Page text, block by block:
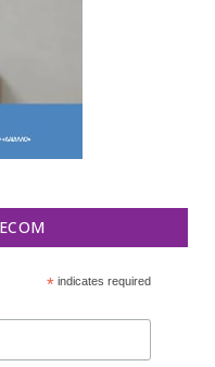
*indicates required